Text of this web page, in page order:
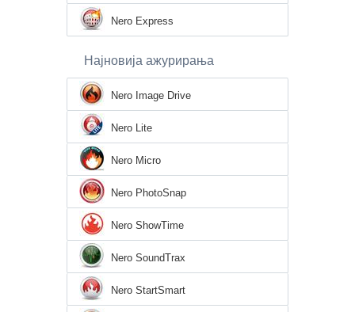
Nero Express
Најновија ажурирања
Nero Image Drive
Nero Lite
Nero Micro
Nero PhotoSnap
Nero ShowTime
Nero SoundTrax
Nero StartSmart